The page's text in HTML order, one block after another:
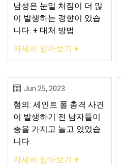
남성은 눈밑 처짐이 더 많
이 발생하는 경향이 있습
니다. + 대처 방법
자세히 알아보기 +
Jun 25, 2023
혐의: 세인트 폴 총격 사건
이 발생하기 전 남자들이
총을 가지고 놀고 있었습
니다.
자세히 알아보기 +